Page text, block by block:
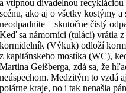
a vtipnou divadelnou recykláciou
scénu, ako aj o všetky kostýmy
neodpadnite – skutočne čistý
Keď sa námorníci (tuláci) vrátia
kormidelník (Výkuk) odloží
z kapitánskeho mostíka (WC),
Martina Geišberga, zdá sa, že
neúspechom. Medzitým to vzdá
polárne kraje, no i tak nenašla